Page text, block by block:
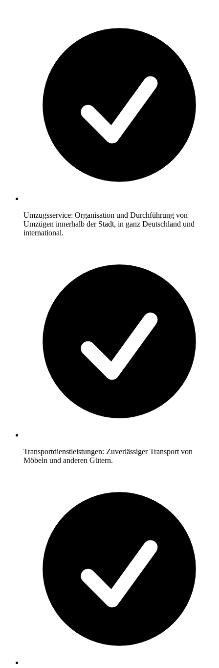
Umzugsservice: Organisation und Durchführung von
Umzügen innerhalb der Stadt, in ganz Deutschland und
international.
Transportdienstleistungen: Zuverlässiger Transport von
Möbeln und anderen Gütern.